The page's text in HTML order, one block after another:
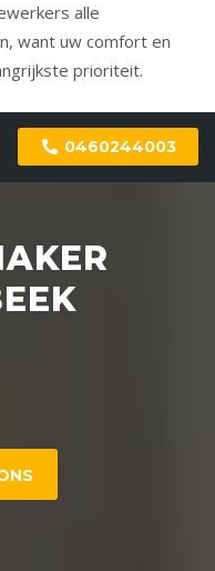
alle
want uw comfort en
prioriteit.
0460244003